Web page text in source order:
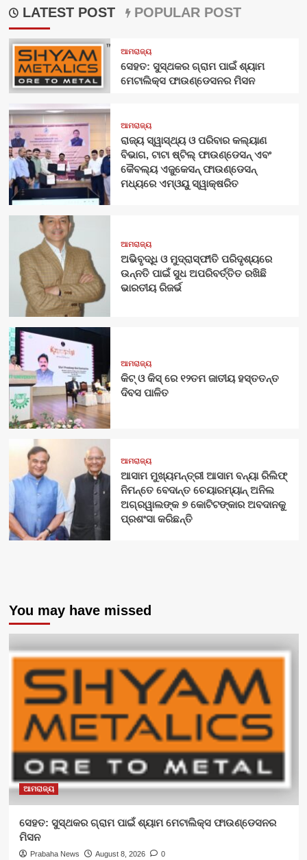
LATEST POST POPULAR POST
ଆମରାଜ୍ୟ
ସେହତ: ସୁସ୍ଥକର ଗ୍ରାମ ପାଇଁ ଶ୍ୟାମ
ମେଟାଲିକ୍ସ ଫାଉଣ୍ଡେସନର ମିସନ
ଆମରାଜ୍ୟ
ରାଜ୍ୟ ସ୍ୱାସ୍ଥ୍ୟ ଓ ପରିବାର କଲ୍ୟାଣ
ବିଭାଗ, ଟାଟା ଷ୍ଟିଲ୍ ଫାଉଣ୍ଡେସନ୍ ଏବଂ
କୈବଲ୍ୟ ଏଜୁକେସନ୍ ଫାଉଣ୍ଡେସନ୍
ମଧ୍ୟରେ ଏମ୍‌ଓୟୁ ସ୍ୱାକ୍ଷରିତ
ଆମରାଜ୍ୟ
ଅଭିବୃଦ୍ଧି ଓ ମୁଦ୍ରାସ୍ଫୀତି ପରିଦୃଶ୍ୟରେ
ଉନ୍ନତି ପାଇଁ ସୁଧ ଅପରିବର୍ତ୍ତିତ ରଖିଛି
ଭାରତୀୟ ରିଜର୍ଭ
ଆମରାଜ୍ୟ
କିଟ୍‍ ଓ କିସ୍‍ ରେ ୧୨ତମ ଜାତୀୟ ହସ୍ତତନ୍ତ
ଦିବସ ପାଳିତ
ଆମରାଜ୍ୟ
ଆସାମ ମୁଖ୍ୟମନ୍ତ୍ରୀ ଆସାମ ବନ୍ୟା ରିଲିଫ୍
ନିମନ୍ତେ ବେଦାନ୍ତ ଚେୟାରମ୍ୟାନ୍ ଅନିଲ
ଅଗ୍ରୱାଲଙ୍କ ୭ କୋଟିଟଙ୍କାର ଅବଦାନକୁ
ପ୍ରଶଂସା କରିଛନ୍ତି
You may have missed
ଆମରାଜ୍ୟ
ସେହତ: ସୁସ୍ଥକର ଗ୍ରାମ ପାଇଁ ଶ୍ୟାମ ମେଟାଲିକ୍ସ ଫାଉଣ୍ଡେସନର
ମିସନ
Prabaha News August 8, 2026 0